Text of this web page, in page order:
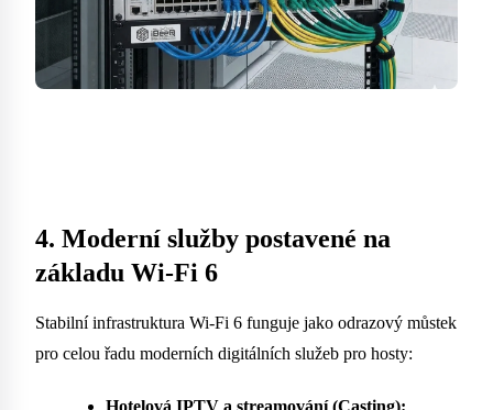
4. Moderní služby postavené na
základu Wi-Fi 6
Stabilní infrastruktura Wi-Fi 6 funguje jako odrazový můstek
pro celou řadu moderních digitálních služeb pro hosty:
Hotelová IPTV a streamování (Casting):